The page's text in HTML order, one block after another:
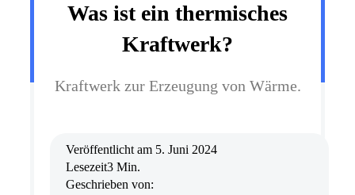
Was ist ein thermisches
Kraftwerk?
Kraftwerk zur Erzeugung von Wärme.
Veröffentlicht am 5. Juni 2024
Lesezeit3 Min.
Geschrieben von: